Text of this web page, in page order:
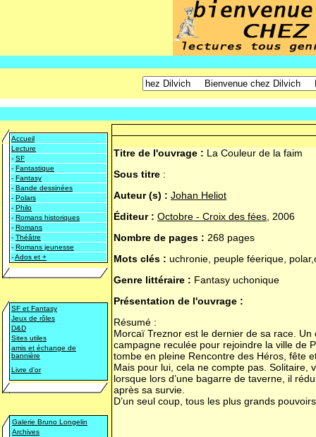
Accueil
Lecture
- SF
- Fantastique
- Fantasy
- Bande dessinées
- Polars
- Philo
- Romans historiques
- Romans
- Théâtre
- Romans jeunesse
-Ados et +
SF et Fantasy
Jeux de rôles
D&D
Sites utiles
amis et échange de
bannière
Livre d'or
Galerie Bruno Longelin
Archives
Titre de l'ouvrage : La Couleur de la faim
Sous titre :
Auteur (s) : Johan Heliot
Éditeur : Octobre - Croix des fées , 2006
Nombre de pages : 268 pages
Mots clés : uchronie, peuple féerique,
Genre littéraire : Fantasy uchonique
Présentation de l'ouvrage :
Résumé :
Morcaï Treznor est le dernier de sa race.
campagne reculée pour rejoindre la ville de
tombe en pleine Rencontre des Héros, fête
Mais pour lui, cela ne compte pas. Solitaire,
lorsque lors d’une bagarre de taverne, il
après sa survie.
D’un seul coup, tous les plus grands